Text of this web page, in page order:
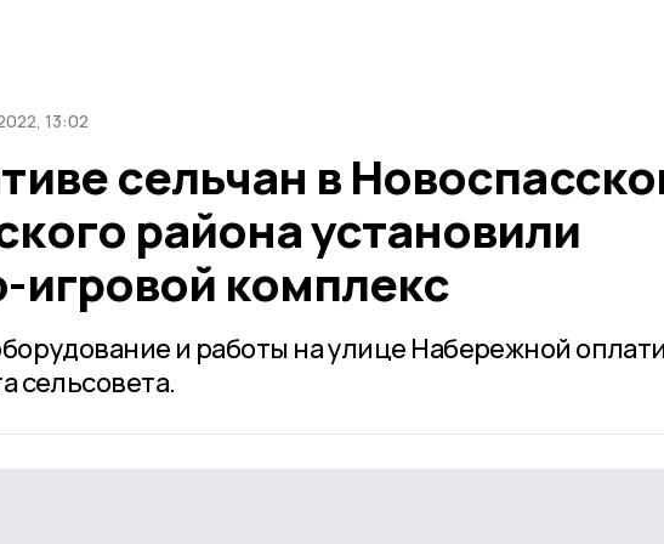
13:02
сельчан в
района установили
игровой комплекс
и работы на улице Набережной
сельсовета.